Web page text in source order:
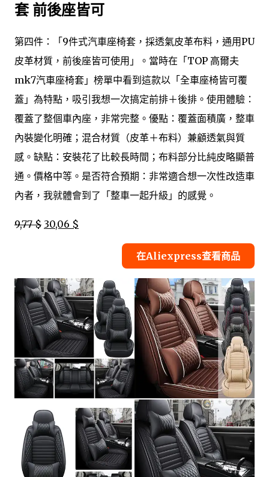
套 前後座皆可
第四件：「9件式汽車座椅套，採透氣皮革布料，通用PU
皮革材質，前後座皆可使用」。當時在「TOP 高爾夫
mk7汽車座椅套」榜單中看到這款以「全車座椅皆可覆
蓋」為特點，吸引我想一次搞定前排＋後排。使用體驗：
覆蓋了整個車內座，非常完整。優點：覆蓋面積廣，整車
內裝變化明確；混合材質（皮革＋布料）兼顧透氣與質
感。缺點：安裝花了比較長時間；布料部分比純皮略顯普
通。價格中等。是否符合預期：非常適合想一次性改造車
內者，我就體會到了「整車一起升級」的感覺。
9,77 $ 30,06 $
在Aliexpress查看商品